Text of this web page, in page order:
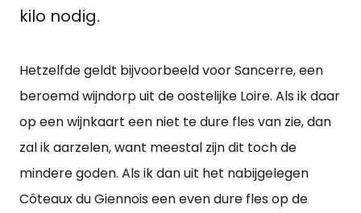
kilo nodig.
Hetzelfde geldt bijvoorbeeld voor Sancerre, een
beroemd wijndorp uit de oostelijke Loire. Als ik daar
op een wijnkaart een niet te dure fles van zie, dan
zal ik aarzelen, want meestal zijn dit toch de
mindere goden. Als ik dan uit het nabijgelegen
Côteaux du Giennois een even dure fles op de